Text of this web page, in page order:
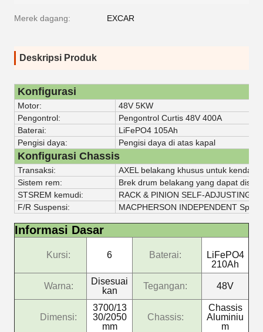
Merek dagang: EXCAR
Deskripsi Produk
Konfigurasi
Motor:
48V 5KW
Pengontrol:
Pengontrol Curtis 48V 400A
Baterai:
LiFePO4 105Ah
Pengisi daya:
Pengisi daya di atas kapal
Konfigurasi Chassis
Transaksi:
AXEL belakang khusus untuk
Sistem rem:
Brek drum belakang yang dapat
STSREM kemudi:
RACK & PINION SELF-ADJUSTING
F/R Suspensi:
MACPHERSON INDEPENDENT
Informasi Dasar
Kursi: 6 Baterai:
LiFePO4
210Ah
Warna:
Disesuai
kan
Tegangan: 48V
Dimensi:
3700/13
30/2050
mm
Chassis:
Chassis
Aluminiu
m